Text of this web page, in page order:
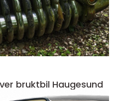
bruktbil Haugesund